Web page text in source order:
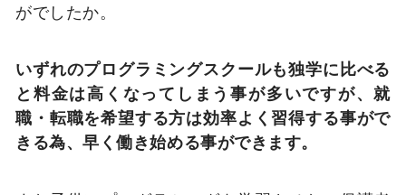
がでしたか。
いずれのプログラミングスクールも独学に比べる
と料金は高くなってしまう事が多いですが、就
職・転職を希望する方は効率よく習得する事がで
きる為、早く働き始める事ができます。